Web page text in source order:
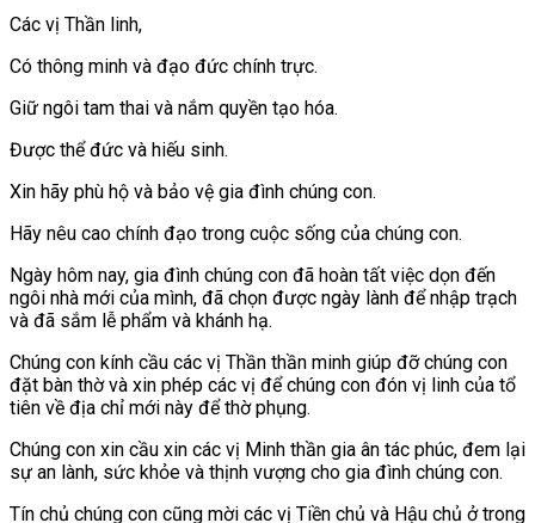
Các vị Thần linh,
Có thông minh và đạo đức chính trực.
Giữ ngôi tam thai và nắm quyền tạo hóa.
Được thể đức và hiếu sinh.
Xin hãy phù hộ và bảo vệ gia đình chúng con.
Hãy nêu cao chính đạo trong cuộc sống của chúng con.
Ngày hôm nay, gia đình chúng con đã hoàn tất việc dọn đến
ngôi nhà mới của mình, đã chọn được ngày lành để nhập trạch
và đã sắm lễ phẩm và khánh hạ.
Chúng con kính cầu các vị Thần thần minh giúp đỡ chúng con
đặt bàn thờ và xin phép các vị để chúng con đón vị linh của tổ
tiên về địa chỉ mới này để thờ phụng.
Chúng con xin cầu xin các vị Minh thần gia ân tác phúc, đem lại
sự an lành, sức khỏe và thịnh vượng cho gia đình chúng con.
Tín chủ chúng con cũng mời các vị Tiền chủ và Hậu chủ ở trong